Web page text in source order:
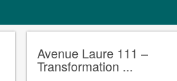
Avenue Laure 111 –
Transformation ...